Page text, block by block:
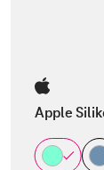
Apple